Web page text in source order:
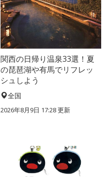
関西の日帰り温泉33選！夏
の琵琶湖や有馬でリフレッ
シュしよう
全国
2026年8月9日 17:28更新